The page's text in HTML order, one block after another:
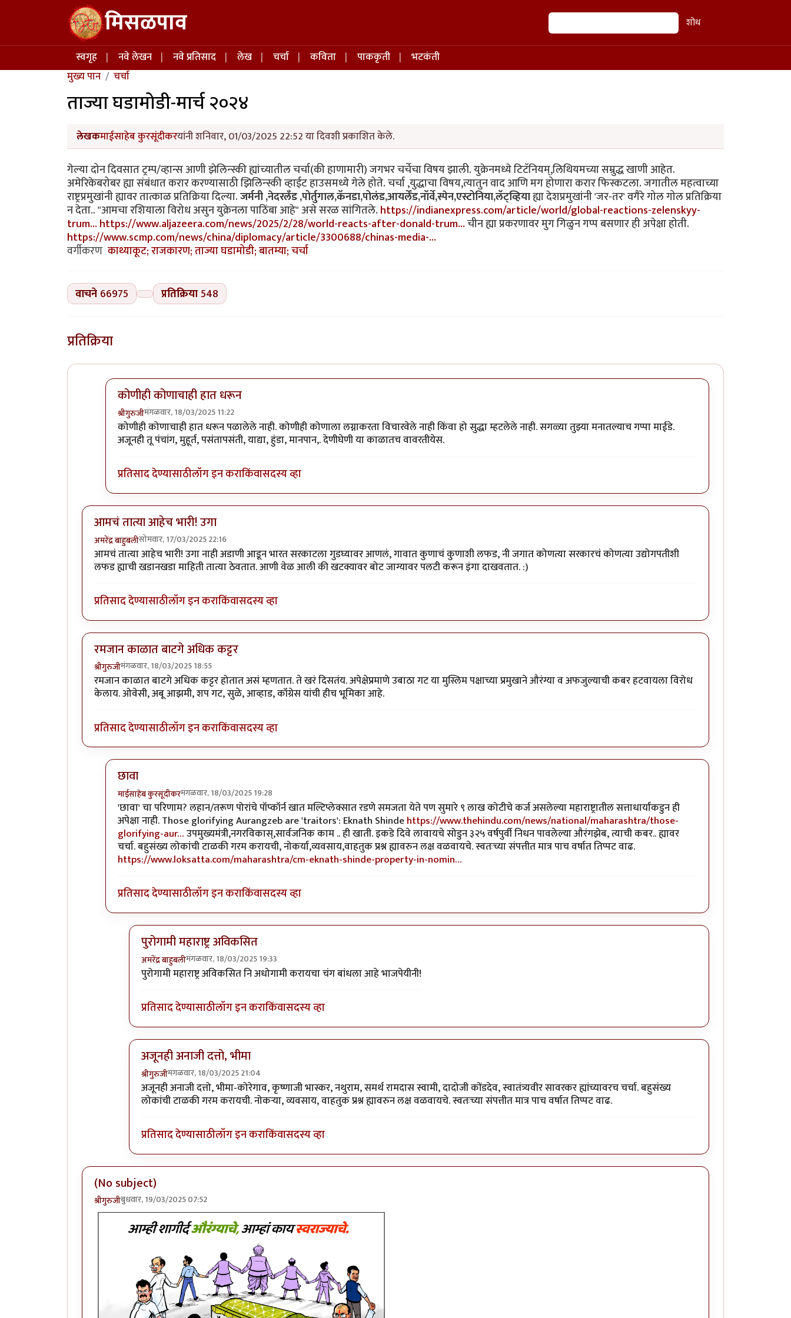
Skip to main content मिसळपाव शोध शोध
Main navigation
स्वगृह नवे लेखन नवे प्रतिसाद लेख चर्चा कविता पाककृती
भटकंती
मुख्य पान
चर्चा
ताज्या घडामोडी-मार्च २०२४
लेखकमाईसाहेब कुरसूंदीकरयांनी शनिवार, 01/03/2025 22:52 या दिवशी प्रकाशित केले.
गेल्या दोन दिवसात ट्रम्प/व्हान्स आणी झेलिन्स्की ह्यांच्यातील चर्चा(की हाणामारी) जगभर चर्चेचा विषय झाली. युक्रेनमध्ये टिटॅनियम्,लिथियमच्या सम्रुद्ध खाणी आहेत.
अमेरिकेबरोबर ह्या संबंधात करार करण्यासाठी झिलिन्स्की व्हाईट हाउसमध्ये गेले होते. चर्चा ,युद्धाचा विषय,त्यातुन वाद आणि मग होणारा करार फिस्कटला. जगातील महत्वाच्या
राष्ट्रप्रमुखांनी ह्यावर तात्काळ प्रतिक्रिया दिल्या.जर्मनी ,नेदरलँड ,पोर्तुगाल,कॅनडा,पोलंड,आयर्लेंड,नॉर्वे,स्पेन,एस्टोनिया,लॅट्व्हियाह्या देशप्रमुखांनी 'जर-तर' वगैरे गोल गोल प्रतिक्रिया
न देता.. "आमचा रशियाला विरोध असुन युक्रेनला पाठिंबा आहे" असे सरळ सांगितले.https://indianexpress.com/article/world/global-reactions-zelenskyy-
trum…https://www.aljazeera.com/news/2025/2/28/world-reacts-after-donald-trum…चीन ह्या प्रकरणावर मुग गिळुन गप्प बसणार ही अपेक्षा होती.
https://www.scmp.com/news/china/diplomacy/article/3300688/chinas-media-…
वर्गीकरण काथ्याकूट; राजकारण; ताज्या घडामोडी; बातम्या; चर्चा
वाचने 66975 प्रतिक्रिया548
प्रतिक्रिया
कोणीही कोणाचाही हात धरून
श्रीगुरुजीमंगळवार, 18/03/2025 11:22
In reply toइकडेbyमाईसाहेब कुरसूंदीकर
कोणीही कोणाचाही हात धरून पळालेले नाही. कोणीही कोणाला लग्नाकरता विचारवेले नाही किंवा हो सुद्धा म्हटलेले नाही. सगळ्या तुझ्या मनातल्याच गप्पा माईडे.
अजूनही तू पंचांग, मुहूर्त, पसंतापसंती, याद्या, हुंडा, मानपान,. देणीघेणी या काळातच वावरतीयेस.
प्रतिसाद देण्यासाठीलॉग इन कराकिंवासदस्य व्हा
आमचं तात्या आहेच भारी! उगा
अमरेंद्र बाहुबलीसोमवार, 17/03/2025 22:16
आमचं तात्या आहेच भारी! उगा नाही अडाणी आडून भारत सरकाटला गुडघ्यावर आणलं, गावात कुणाचं कुणाशी लफड, नी जगात कोणत्या सरकारचं कोणत्या उद्योगपतीशी
लफड ह्याची खडानखडा माहिती तात्या ठेवतात. आणी वेळ आली की खटक्यावर बोट जाग्यावर पलटी करून इंगा दाखवतात. :)
प्रतिसाद देण्यासाठीलॉग इन कराकिंवासदस्य व्हा
रमजान काळात बाटगे अधिक कट्टर
श्रीगुरुजीमंगळवार, 18/03/2025 18:55
रमजान काळात बाटगे अधिक कट्टर होतात असं म्हणतात. ते खरं दिसतंय. अपेक्षेप्रमाणे उबाठा गट या मुस्लिम पक्षाच्या प्रमुखाने औरंग्या व अफजुल्याची कबर हटवायला विरोध
केलाय. ओवेसी, अबू आझमी, शप गट, सुळे, आव्हाड, कॉंग्रेस यांची हीच भूमिका आहे.
प्रतिसाद देण्यासाठीलॉग इन कराकिंवासदस्य व्हा
छावा
माईसाहेब कुरसूंदीकरमंगळवार, 18/03/2025 19:28
In reply toरमजान काळात बाटगे अधिक कट्टरbyश्रीगुरुजी
'छावा' चा परिणाम? लहान/तरूण पोरांचे पॉप्कॉर्न खात मल्टिप्लेक्सात रडणे समजता येते पण सुमारे ९ लाख कोटीचे कर्ज असलेल्या महाराष्ट्रातील सत्ताधार्यांकडुन ही
अपेक्षा नाही. Those glorifying Aurangzeb are 'traitors': Eknath Shindehttps://www.thehindu.com/news/national/maharashtra/those-
glorifying-aur…उपमुख्यमंत्री,नगरविकास्,सार्वजनिक काम .. ही खाती. इकडे दिवे लावायचे सोडुन ३२५ वर्षपुर्वी निधन पावलेल्या औरंगझेब, त्याची कबर.. ह्यावर
चर्चा. बहुसंख्य लोकांची टाळकी गरम करायची, नोकर्या,व्यवसाय,वाहतुक प्रश्न ह्यावरुन लक्ष वळवायचे. स्वतःच्या संपत्तीत मात्र पाच वर्षात तिप्पट वाढ.
https://www.loksatta.com/maharashtra/cm-eknath-shinde-property-in-nomin…
प्रतिसाद देण्यासाठीलॉग इन कराकिंवासदस्य व्हा
पुरोगामी महाराष्ट्र अविकसित
अमरेंद्र बाहुबलीमंगळवार, 18/03/2025 19:33
In reply toछावाbyमाईसाहेब कुरसूंदीकर
पुरोगामी महाराष्ट्र अविकसित नि अधोगामी करायचा चंग बांधला आहे भाजपेयीनी!
प्रतिसाद देण्यासाठीलॉग इन कराकिंवासदस्य व्हा
अजूनही अनाजी दत्तो, भीमा
श्रीगुरुजीमंगळवार, 18/03/2025 21:04
In reply toछावाbyमाईसाहेब कुरसूंदीकर
अजूनही अनाजी दत्तो, भीमा-कोरेगाव, कृष्णाजी भास्कर, नथुराम, समर्थ रामदास स्वामी, दादोजी कोंडदेव, स्वातंत्र्यवीर सावरकर ह्यांच्यावरच चर्चा. बहुसंख्य
लोकांची टाळकी गरम करायची. नोकऱ्या, व्यवसाय, वाहतुक प्रश्न ह्यावरुन लक्ष वळवायचे. स्वतःच्या संपत्तीत मात्र पाच वर्षात तिप्पट वाढ.
प्रतिसाद देण्यासाठीलॉग इन कराकिंवासदस्य व्हा
(No subject)
श्रीगुरुजीबुधवार, 19/03/2025 07:52